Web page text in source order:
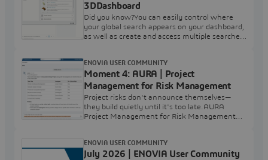
survey, leave a comment below and tag
2026SummerCamp Note: Completing the
survey is simply an expression of
3DDashboard
Did you know?You can easily control where
your global search appears on your dashboard,
as well as create and access multiple searches
select Preferences. Choose Use Tabs to Show
Search to create multiple persistent searches.
Use the min max icons to dock the results in
the current dashboard.
Moment 4: AURA | Project
Management for Risk Management
Project risks don't announce themselves—
they build quietly until it's too late.AURA
Project Management for Risk Management
mitigation before issues escalate.Watch the
video to see it in action:
ENOVIA USER COMMUNITY
July 2026 | ENOVIA User Community
ENOVIA USER COMMUNITY